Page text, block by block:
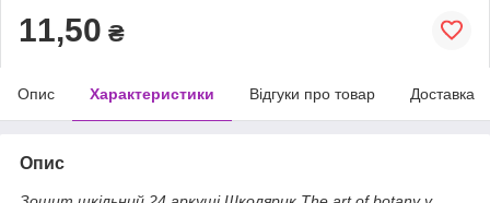
11,50 ₴
Опис Характеристики Відгуки про товар Доставка
Опис